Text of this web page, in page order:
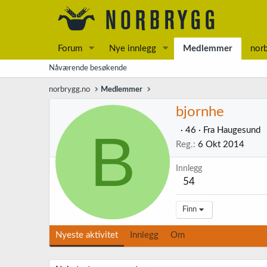
Forum Nye innlegg Medlemmer
Nåværende besøkende
norbrygg.no Medlemmer
B
bjornhe
· 46 · Fra Haugesund
Reg. 6 Okt 2014
Innlegg
54
Finn
Nyeste aktivitet Innlegg Om